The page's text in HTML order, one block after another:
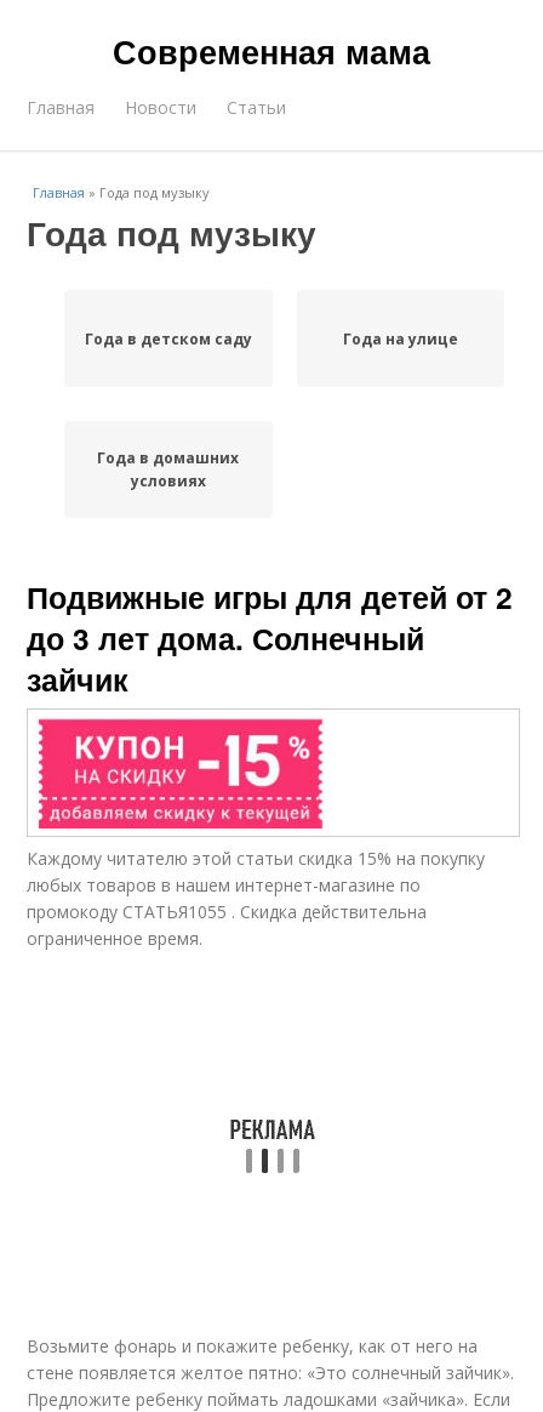
Современная мама
Главная Новости Статьи
Главная » Года под музыку
Года под музыку
Года в детском саду Года на улице
Года в домашних
условиях
Подвижные игры для детей от 2
до 3 лет дома. Солнечный
зайчик
Каждому читателю этой статьи скидка 15% на покупку
любых товаров в нашем интернет-магазине по
промокоду СТАТЬЯ1055 . Скидка действительна
ограниченное время.
Возьмите фонарь и покажите ребенку, как от него на
стене появляется желтое пятно: «Это солнечный зайчик».
Предложите ребенку поймать ладошками «зайчика». Если